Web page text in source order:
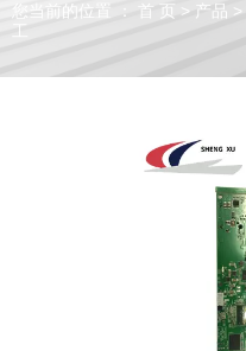
您当前的位置 ： 首 页 > 产品 >
工